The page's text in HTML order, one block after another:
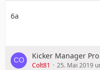
6a
Kicker Manager
Colt81 25. Mai 2019